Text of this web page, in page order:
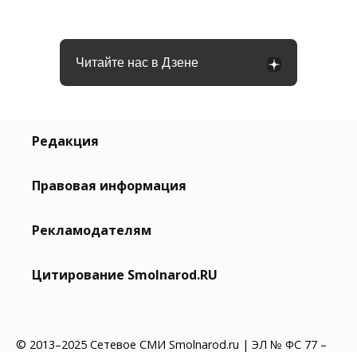
Читайте нас в Дзене
Редакция
Правовая информация
Рекламодателям
Цитирование Smolnarod.RU
© 2013–2025 Сетевое СМИ Smolnarod.ru | ЭЛ № ФС 77 –